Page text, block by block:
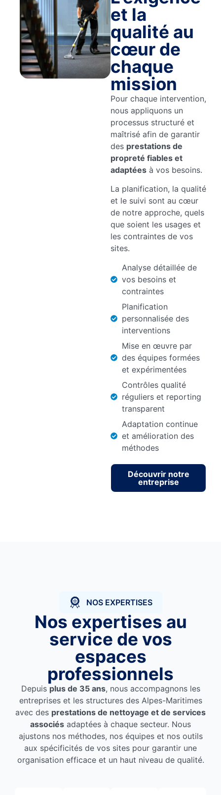
et la
qualité au
cœur de
chaque
mission
Pour chaque intervention,
nous appliquons un
processus structuré et
maîtrisé afin de garantir
des prestations de
propreté fiables et
adaptées à vos besoins.
La planification, la qualité
et le suivi sont au cœur
de notre approche, quels
que soient les usages et
les contraintes de vos
sites.
Analyse détaillée de
vos besoins et
contraintes
Planification
personnalisée des
interventions
Mise en œuvre par
des équipes formées
et expérimentées
Contrôles qualité
réguliers et reporting
transparent
Adaptation continue
et amélioration des
méthodes
Découvrir notre
entreprise
NOS EXPERTISES
Nos expertises au
service de vos
espaces
professionnels
Depuis plus de 35 ans, nous accompagnons les
entreprises et les structures des Alpes-Maritimes
avec des prestations de nettoyage et de services
associés adaptées à chaque secteur. Nous
ajustons nos méthodes, nos équipes et nos outils
aux spécificités de vos sites pour garantir une
organisation efficace et un haut niveau de qualité.